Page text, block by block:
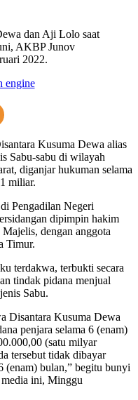
dan Aji Lolo saat
AKBP Junov
2022.
Kusuma Dewa alias
Sabu-sabu di wilayah
diganjar hukuman selama
miliar.
Pengadilan Negeri
dipimpin hakim
dengan anggota
Timur.
terdakwa, terbukti secara
tindak pidana menjual
Sabu.
Disantara Kusuma Dewa
penjara selama 6 (enam)
(satu milyar
tersebut tidak dibayar
(enam) bulan,” begitu bunyi
ini, Minggu